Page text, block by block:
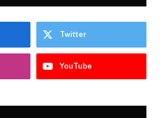
Twitter
YouTube